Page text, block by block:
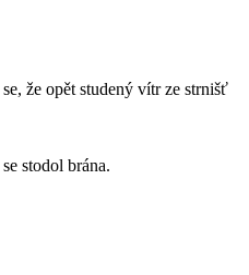
že opět studený vítr ze strnišť
stodol brána.